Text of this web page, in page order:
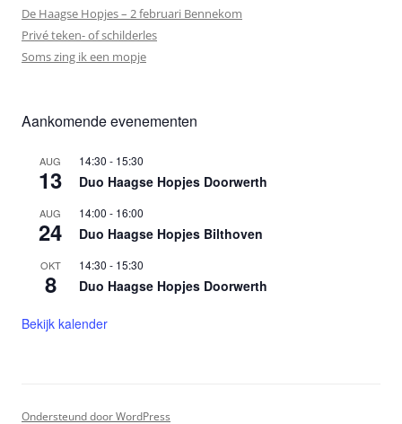
De Haagse Hopjes – 2 februari Bennekom
Privé teken- of schilderles
Soms zing ik een mopje
Aankomende evenementen
AUG
13
14:30 - 15:30
Duo Haagse Hopjes Doorwerth
AUG
24
14:00 - 16:00
Duo Haagse Hopjes Bilthoven
OKT
8
14:30 - 15:30
Duo Haagse Hopjes Doorwerth
Bekijk kalender
Ondersteund door WordPress